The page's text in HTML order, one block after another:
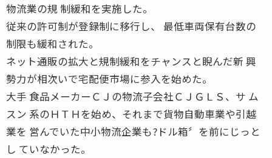
物流業の規 制緩和を実施した。
従来の許可制が登録制に移行し、 最低車両保有台数の
制限も緩和された。
ネット通販の拡大と規制緩和をチャンスと睨んだ新 興
勢力が相次いで宅配便市場に参入を始めた。
大手 食品メーカーＣＪの物流子会社ＣＪＧＬＳ、サ ム
スン 系のＨＴＨを始め、それまで貨物自動車業や引越
業を 営んでいた中小物流企業も?ドル箱〞を前にじっと
し ていなかった。